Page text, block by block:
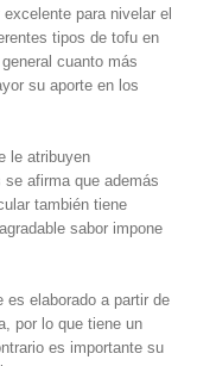
para nivelar el
tipos de tofu en
cuanto más
su aporte en los
le atribuyen
afirma que además
también tiene
sabor impone
elaborado a partir de
por lo que tiene un
es importante su